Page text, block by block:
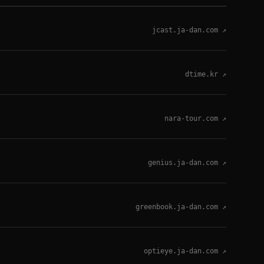
jcast.ja-dan.com ↗
dtime.kr ↗
nara-tour.com ↗
genius.ja-dan.com ↗
greenbook.ja-dan.com ↗
optieye.ja-dan.com ↗